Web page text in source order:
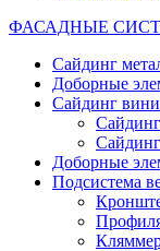
ФАСАДНЫЕ
Сайдинг
Доборные
Сайдинг
Доборные
Подсистема